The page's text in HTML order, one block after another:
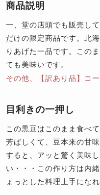
商品説明
一、堂の店頭でも販売し
だけの限定商品です。北
りあげた一品です。この
ても美味いです。
その他、【訳あり品】コ
目利きの一押し
この黒豆はこのまま食べ
芳ばしくて、豆本来の甘
すると、アッと驚く美味
い・・・この作り方は内
ょっとした料理上手になれ